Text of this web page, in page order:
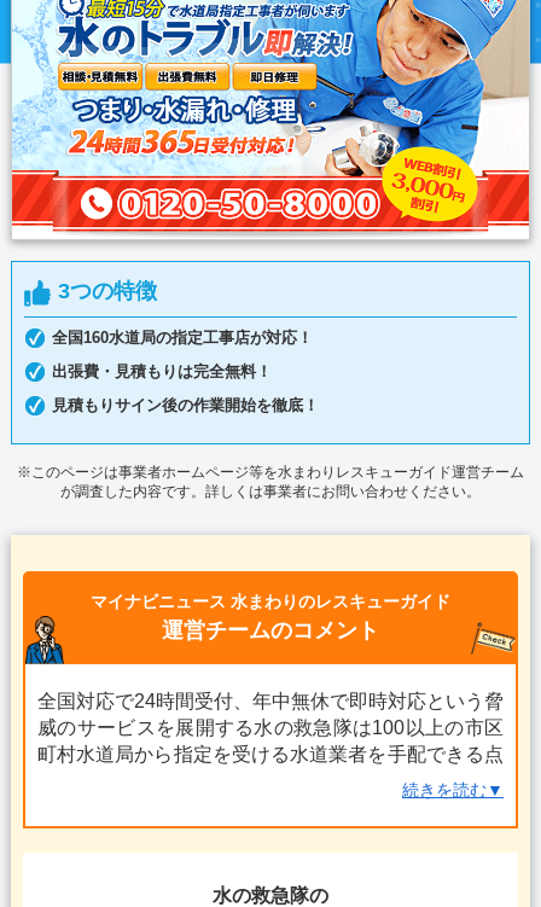
3つの特徴
全国160水道局の指定工事店が対応！
出張費・見積もりは完全無料！
見積もりサイン後の作業開始を徹底！
※このページは事業者ホームページ等を水まわりレスキューガイド運営チーム
が調査した内容です。詳しくは事業者にお問い合わせください。
マイナビニュース 水まわりのレスキューガイド
運営チームのコメント
全国対応で24時間受付、年中無休で即時対応という脅
威のサービスを展開する水の救急隊は100以上の市区
町村水道局から指定を受ける水道業者を手配できる点
が最大の魅力です！夜間帯の対応・訪問も追加料金が
依頼をしてみるといいでしょう。同社は生産物ばいし
施工後に万が一不備や不具合があった場合にも安心で
続きを読む▼
水の救急隊の